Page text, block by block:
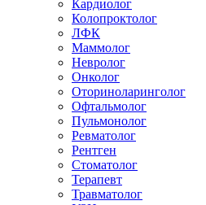
Кардиолог
Колопроктолог
ЛФК
Маммолог
Невролог
Онколог
Оториноларинголог
Офтальмолог
Пульмонолог
Ревматолог
Рентген
Стоматолог
Терапевт
Травматолог